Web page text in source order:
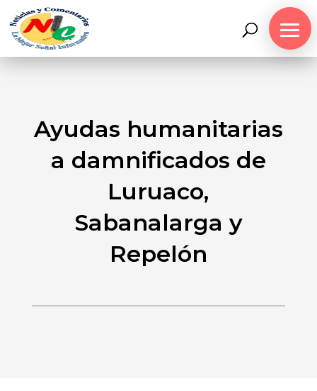
Ayudas humanitarias
a damnificados de
Luruaco,
Sabanalarga y
Repelón